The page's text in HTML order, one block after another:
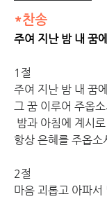
*찬송
주여 지난 밤 내 꿈에
1절
주여 지난 밤 내 꿈
그 꿈 이루어 주옵소
밤과 아침에 계시
항상 은혜를 주옵소
2절
마음 괴롭고 아파서